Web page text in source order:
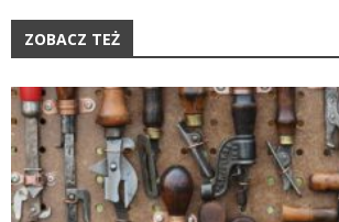
ZOBACZ TEŻ